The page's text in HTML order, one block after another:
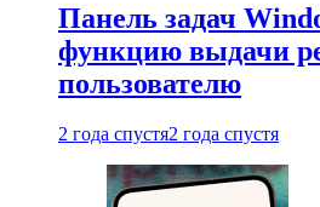
Панель задач
функцию выдачи
пользователю
2 года спустя2 года спустя